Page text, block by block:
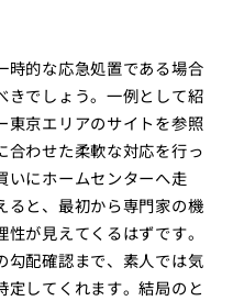
時的な応急処置である場合
きでしょう。一例として紹
東京エリアのサイトを参照
合わせた柔軟な対応を行っ
いにホームセンターへ走
ると、最初から専門家の機
が見えてくるはずです。
勾配確認まで、素人では気
定してくれます。結局のと